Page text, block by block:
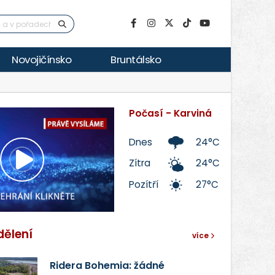
Novojičínsko Bruntálsko
Přehrát
video
Počasí - Karviná
Dnes
24°C
Zítra
24°C
Pozítří
27°C
více
Ridera Bohemia: žádné